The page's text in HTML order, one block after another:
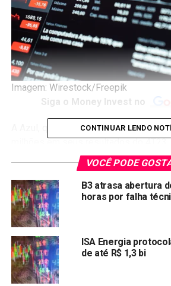
Imagem: Wirestock/Freepik
Siga o Money Invest no
A Azul, que reportou prejuízo ajustado
milhões em seus resultados do 4T23,
aumento das despesas operacionais
(custo por assento-quilômetro
derreterem na Bolsa de Valores.
Os papéis (AZUL4) caem 8,06% nesta
estão entre as maiores perdas do dia
ações da empresa aérea acumula
Na esteira da crise aérea, a GOL
empresa, que recentemente entrou
CONTINUAR LENDO
VOCÊ PODE
B3 atrasa abertura
horas por falha
ISA Energia
de até R$ 1,3 bi